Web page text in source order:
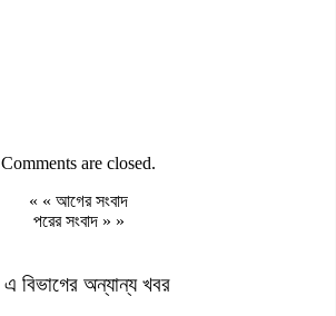
Comments are closed.
« « আগের সংবাদ
পরের সংবাদ » »
এ বিভাগের অন্যান্য খবর